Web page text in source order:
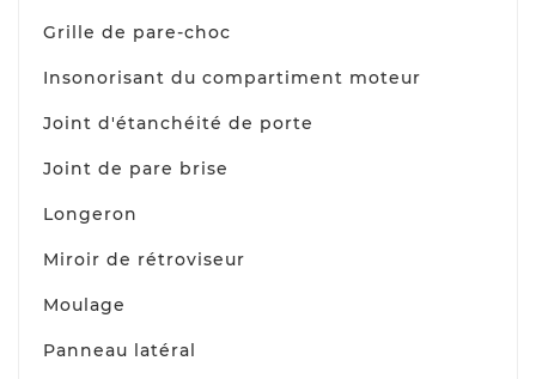
Grille de pare-choc
Insonorisant du compartiment moteur
Joint d'étanchéité de porte
Joint de pare brise
Longeron
Miroir de rétroviseur
Moulage
Panneau latéral